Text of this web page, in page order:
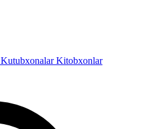
KutubxonalarKitobxonlar